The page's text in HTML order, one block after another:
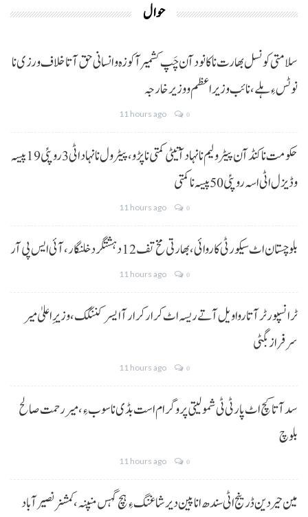
حوال
سلامتی کونسل بھارت نا کانود آن چَپ کشمیر آ کوزہ و انسانی حق آتا خلاف ورزی نا
نوٹس ءِ ہلے،نائب وزیراعظم و وزیر خارجہ
11 hours ago 0
حکومت نا کنڈ آن پیٹرولیم نا نہاد آتیٹی کمتی نا پڑو،پیٹرول نا نہاد اٹی 3 روپئی 19 پیسہ
و ڈیزل اٹی اسہ روپئی 50 پیسہ نا کمتی
11 hours ago 0
بلوچستان اٹ سیکورٹی کاروائی، بھارتی مخ تف 12 دہشتگرد خلنگار،آئی ایس پی آر
11 hours ago 0
ٹرانسپورٹر آتا روا ویل آتے ریسہ اٹ کرار کرار آ ایسر کننگک ،وزیرِ اعلیٰ میر
سرفراز بگٹی
11 hours ago 0
سد آتا کچ اٹ پارٹی ٹی شمولیتی پروگرام است بڈی نا سوب ءِ،میر رحمت صالح
بلوچ
11 hours ago 0
مین حیردین ڈرینج اٹی سندھ انا پین دیر شاغنگ ءِ ہچ گہس منپنہ،کمشنر نصیرآباد